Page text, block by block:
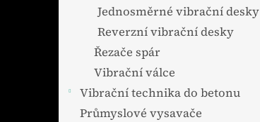
Jednosměrné vibrační desky
Reverzní vibrační desky
Řezače spár
Vibrační válce
Vibrační technika do betonu
Průmyslové vysavače